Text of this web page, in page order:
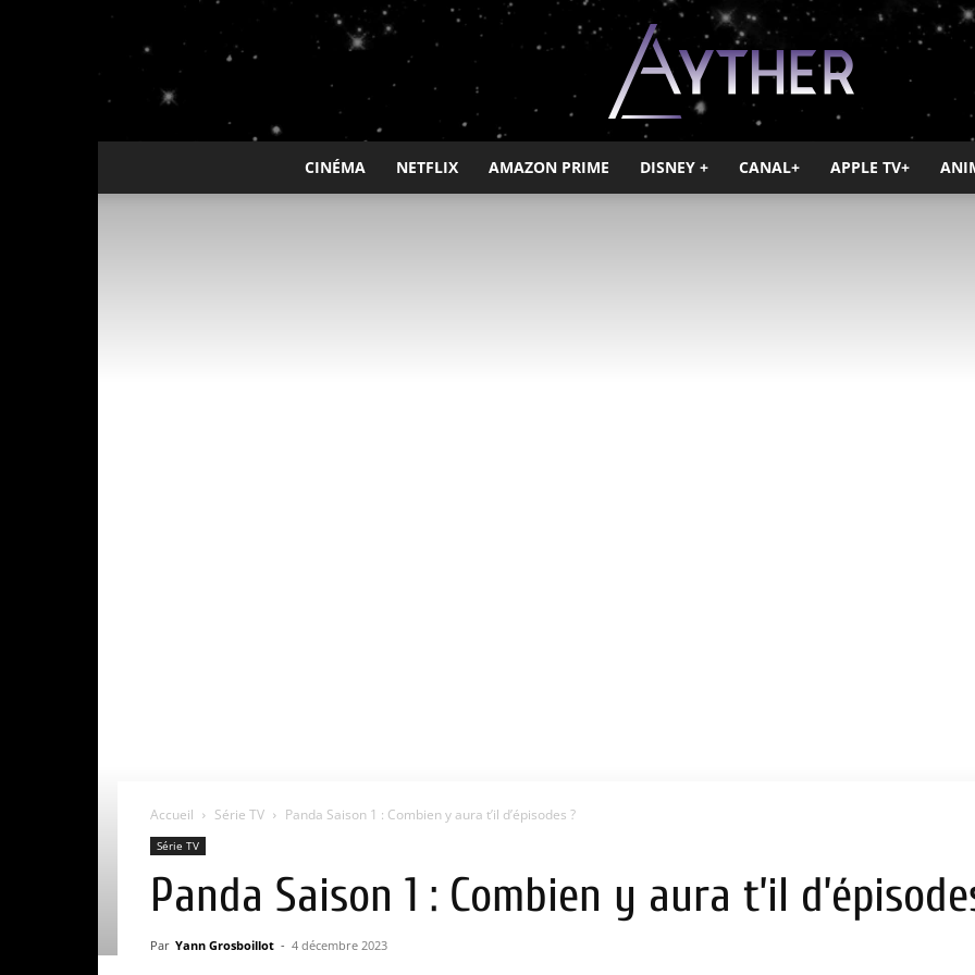
Ayther
CINÉMA NETFLIX AMAZON PRIME DISNEY + CANAL+ APPLE TV+
Accueil Série TV Panda Saison 1 : Combien y aura t’il d’épisodes ?
Série TV
Panda Saison 1 : Combien y aura t’il
Par Yann Grosboillot - 4 décembre 2023